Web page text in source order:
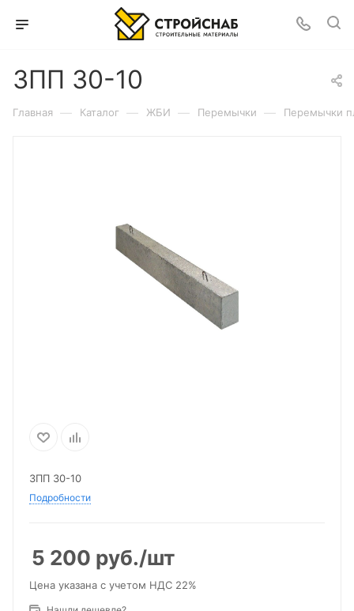
3ПП 30-10
Главная — Каталог — ЖБИ — Перемычки — Перемычки
3ПП 30-10
Подробности
5 200 руб./шт
Цена указана с учетом НДС 22%